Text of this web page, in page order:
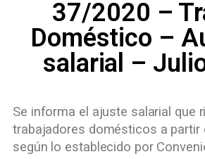
37/2020 –
Doméstico –
salarial –
Se informa el ajuste salarial que
trabajadores domésticos a partir
según lo establecido por